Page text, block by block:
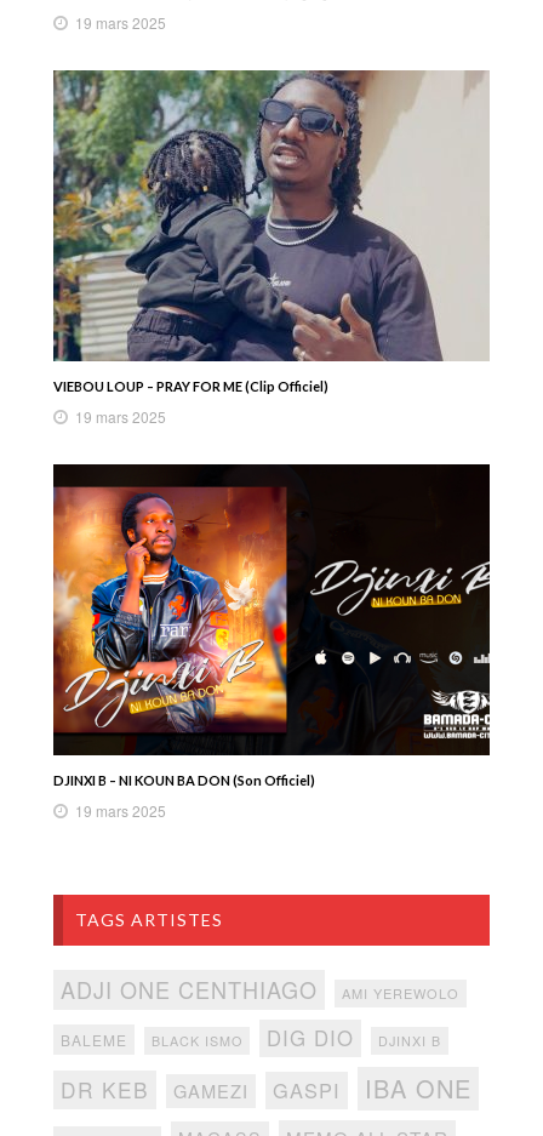
19 mars 2025
VIEBOU LOUP – PRAY FOR ME (Clip Officiel)
19 mars 2025
DJINXI B – NI KOUN BA DON (Son Officiel)
19 mars 2025
TAGS ARTISTES
ADJI ONE CENTHIAGO AMI YEREWOLO
BALEME BLACK ISMO DIG DIO DJINXI B
DR KEB GAMEZI GASPI IBA ONE